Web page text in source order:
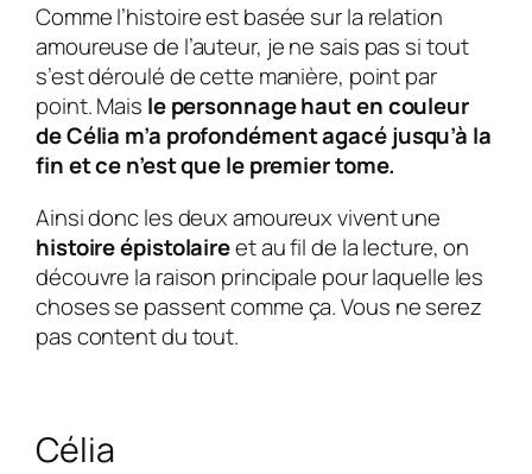
Comme l’histoire est basée sur la relation
amoureuse de l’auteur, je ne sais pas si tout
s’est déroulé de cette manière, point par
point. Mais le personnage haut en couleur
deCélia m’a profondément agacé jusqu’à la
fin et ce n’est que le premier tome.
Ainsi donc les deux amoureux vivent une
histoire épistolaireet au fil de la lecture, on
découvre la raison principale pour laquelle les
choses se passent comme ça. Vous ne serez
pas content du tout.
Célia